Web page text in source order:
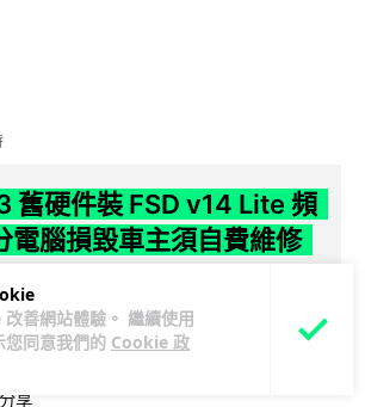
善網站體驗。 繼續使用
您同意我們的 Cookie 政
舊硬件裝 FSD v14 Lite 頻
電腦損毀車主須自費維修
款推送 FSD v14 Lite 系統，引發大量車主反
過熱，部分更觸發高溫保護甚至直接燒
分享